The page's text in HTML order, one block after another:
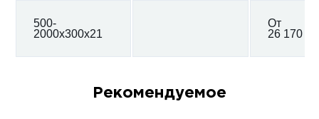
500-
2000х300х21
От
26 170 ₽
Рекомендуемое